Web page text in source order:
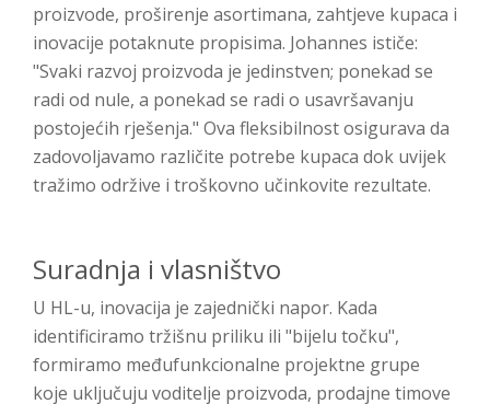
proizvode, proširenje asortimana, zahtjeve kupaca i
inovacije potaknute propisima. Johannes ističe:
"Svaki razvoj proizvoda je jedinstven; ponekad se
radi od nule, a ponekad se radi o usavršavanju
postojećih rješenja." Ova fleksibilnost osigurava da
zadovoljavamo različite potrebe kupaca dok uvijek
tražimo održive i troškovno učinkovite rezultate.
Suradnja i vlasništvo
U HL-u, inovacija je zajednički napor. Kada
identificiramo tržišnu priliku ili "bijelu točku",
formiramo međufunkcionalne projektne grupe
koje uključuju voditelje proizvoda, prodajne timove